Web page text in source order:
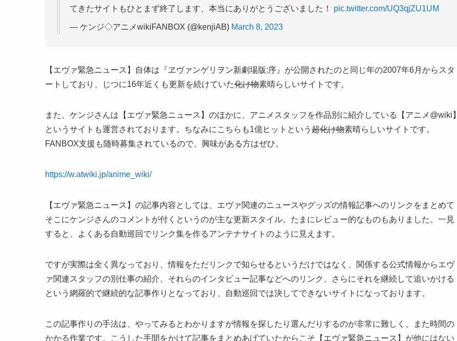
てきたサイトもひとまず終了します、本当にありがとうございました！ pic.twitter.com/UQ3qjZU1UM
— ケンジ◇アニメwikiFANBOX (@kenjiAB) March 8, 2023
【エヴァ緊急ニュース】自体は『ヱヴァンゲリヲン新劇場版:序』が公開されたのと同じ年の2007年6月からスタ
ートしており、じつに16年近くも更新を続けていた化け物素晴らしいサイトです。
また、ケンジさんは【エヴァ緊急ニュース】のほかに、アニメスタッフを作品別に紹介している【アニメ@wiki】
というサイトも運営されております。ちなみにこちらも1億ヒットという 超化け物素晴らしいサイトです。
FANBOX支援も随時募集されているので、興味がある方はぜひ。
https://w.atwiki.jp/anime_wiki/
【エヴァ緊急ニュース】の記事内容としては、エヴァ関連のニュースやグッズの情報記事へのリンクをまとめて
そこにケンジさんのコメントが付くというのが主な更新スタイル。たまにレビュー的なものもありました。一見
すると、よくある自動巡回でリンク集を作るアンテナサイトのように見えます。
ですが実際は全く異なっており、情報をただリンクで知らせるというだけではなく、関係する公式情報からエヴ
ァ関連スタッフの別仕事の紹介、それらのインタビュー記事などへのリンク、さらにそれを継続して追いかける
という網羅的で継続的な記事作りとなっており、自動巡回では決してできないサイトになっております。
この記事作りの手法は、やってみるとわかりますが情報を探したり選んだりするのが非常に難しく、また時間の
かかる作業です。こうした手間をかけて記事をまとめあげていたからこそ【エヴァ緊急ニュース】が他にはない